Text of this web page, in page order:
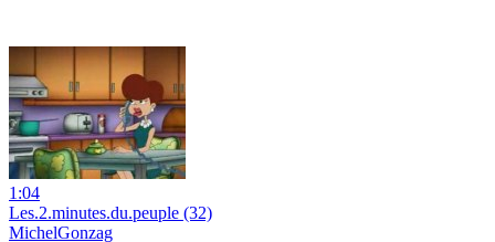
1:04
Les.2.minutes.du.peuple (32)
MichelGonzag